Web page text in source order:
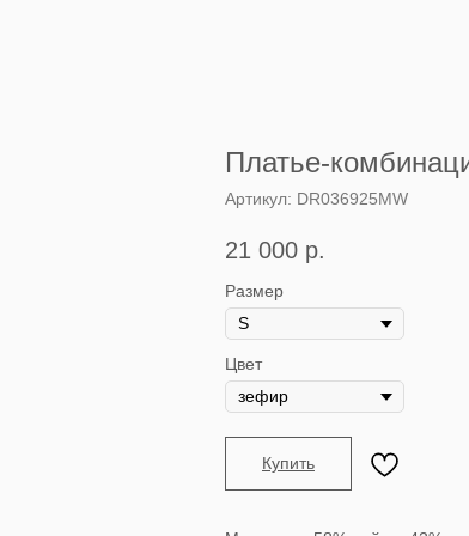
Платье-
Артикул: DR036925MW
21 000 р.
Размер
Цвет
Купить